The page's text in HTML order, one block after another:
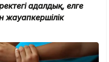
адалдық, елге
жауапкершілік